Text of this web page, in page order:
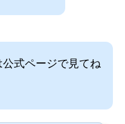
式ページで見てね